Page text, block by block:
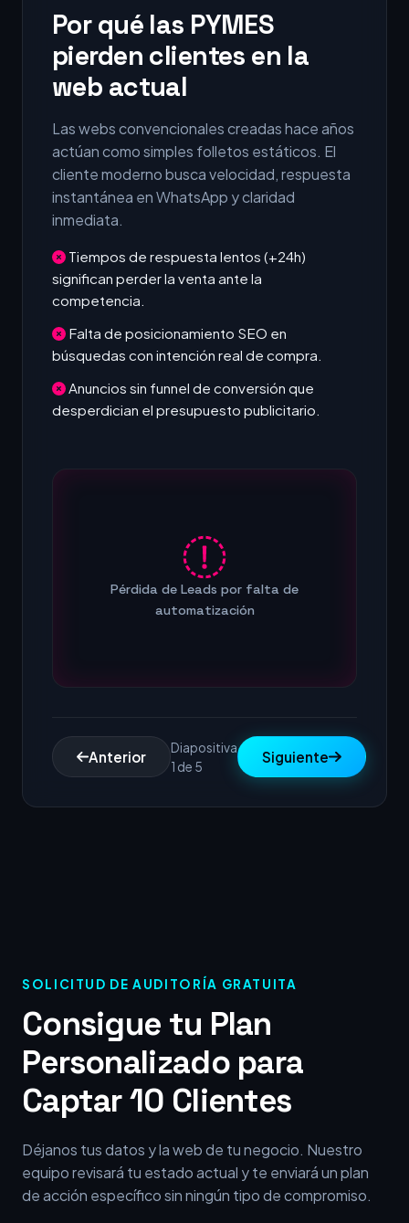
Por qué las PYMES
pierden clientes en la
web actual
Las webs convencionales creadas hace años
actúan como simples folletos estáticos. El
cliente moderno busca velocidad, respuesta
instantánea en WhatsApp y claridad
inmediata.
Tiempos de respuesta lentos (+24h)
significan perder la venta ante la
competencia.
Falta de posicionamiento SEO en
búsquedas con intención real de compra.
Anuncios sin funnel de conversión que
desperdician el presupuesto publicitario.
Pérdida de Leads por falta de
automatización
Anterior
Diapositiva
1 de 5
Siguiente
SOLICITUD DE AUDITORÍA GRATUITA
Consigue tu Plan
Personalizado para
Captar 10 Clientes
Déjanos tus datos y la web de tu negocio. Nuestro
equipo revisará tu estado actual y te enviará un plan
de acción específico sin ningún tipo de compromiso.